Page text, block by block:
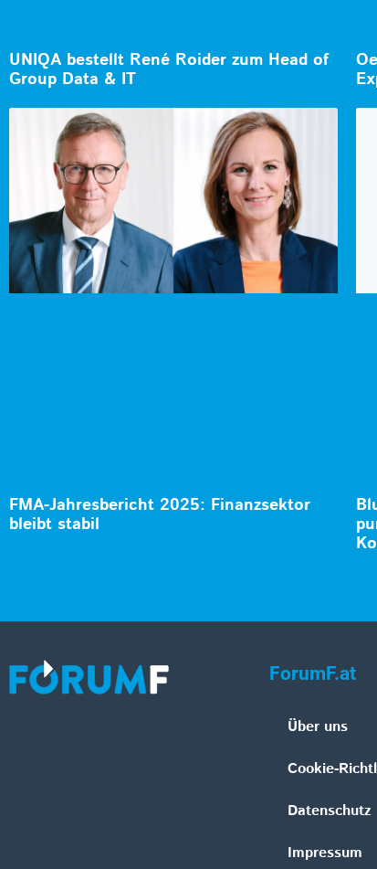
UNIQA bestellt René Roider zum Head of
Group Data & IT
FMA-Jahresbericht 2025: Finanzsektor
bleibt stabil
ForumF.at
Über uns
Cookie-
Datenschutz
Impressum